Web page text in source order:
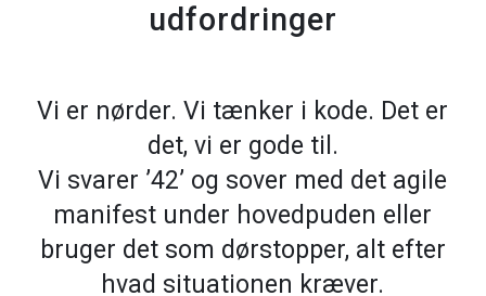
udfordringer
Vi er nørder. Vi tænker i kode. Det er
det, vi er gode til.
Vi svarer ’42’ og sover med det agile
manifest under hovedpuden eller
bruger det som dørstopper, alt efter
hvad situationen kræver.